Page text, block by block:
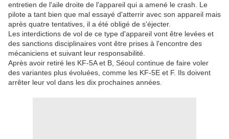
entretien de l'aile droite de l'appareil qui a amené le crash. Le
pilote a tant bien que mal essayé d'atterrir avec son appareil mais
après quatre tentatives, il a été obligé de s'éjecter.
Les interdictions de vol de ce type d'appareil vont être levées et
des sanctions disciplinaires vont être prises à l'encontre des
mécaniciens et suivant leur responsabilité.
Après avoir retiré les KF-5A et B, Séoul continue de faire voler
des variantes plus évoluées, comme les KF-5E et F. Ils doivent
arrêter leur vol dans les dix prochaines années.